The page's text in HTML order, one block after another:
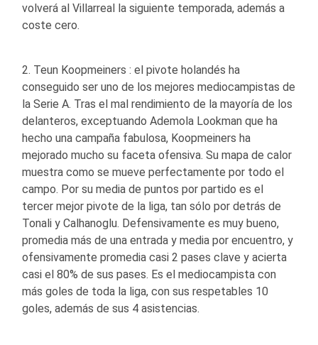
volverá al Villarreal la siguiente temporada, además a
coste cero.
2. Teun Koopmeiners : el pivote holandés ha
conseguido ser uno de los mejores mediocampistas de
la Serie A. Tras el mal rendimiento de la mayoría de los
delanteros, exceptuando Ademola Lookman que ha
hecho una campaña fabulosa, Koopmeiners ha
mejorado mucho su faceta ofensiva. Su mapa de calor
muestra como se mueve perfectamente por todo el
campo. Por su media de puntos por partido es el
tercer mejor pivote de la liga, tan sólo por detrás de
Tonali y Calhanoglu. Defensivamente es muy bueno,
promedia más de una entrada y media por encuentro, y
ofensivamente promedia casi 2 pases clave y acierta
casi el 80% de sus pases. Es el mediocampista con
más goles de toda la liga, con sus respetables 10
goles, además de sus 4 asistencias.